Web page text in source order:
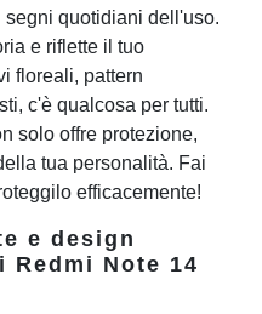
quotidiani dell'uso.
e riflette il tuo
floreali, pattern
c'è qualcosa per tutti.
solo offre protezione,
tua personalità. Fai
efficacemente!
e design
Redmi Note 14